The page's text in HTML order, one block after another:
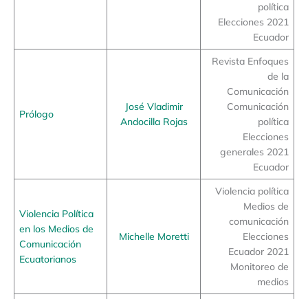
política
Elecciones 2021
Ecuador
Prólogo
José Vladimir
Andocilla Rojas
Revista Enfoques
de la
Comunicación
Comunicación
política
Elecciones
generales 2021
Ecuador
Violencia Política
en los Medios de
Comunicación
Ecuatorianos
Michelle Moretti
Violencia política
Medios de
comunicación
Elecciones
Ecuador 2021
Monitoreo de
medios